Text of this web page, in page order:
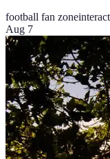
football fan zone
Aug 7